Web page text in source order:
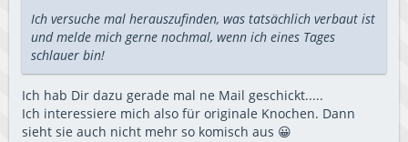
Ich versuche mal herauszufinden, was tatsächlich verbaut ist
und melde mich gerne nochmal, wenn ich eines Tages
schlauer bin!
Ich hab Dir dazu gerade mal ne Mail geschickt.....
Ich interessiere mich also für originale Knochen. Dann
sieht sie auch nicht mehr so komisch aus 😀